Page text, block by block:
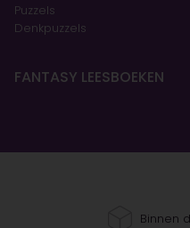
Puzzels
Denkpuzzels
FANTASY LEESBOEKEN
Binnen